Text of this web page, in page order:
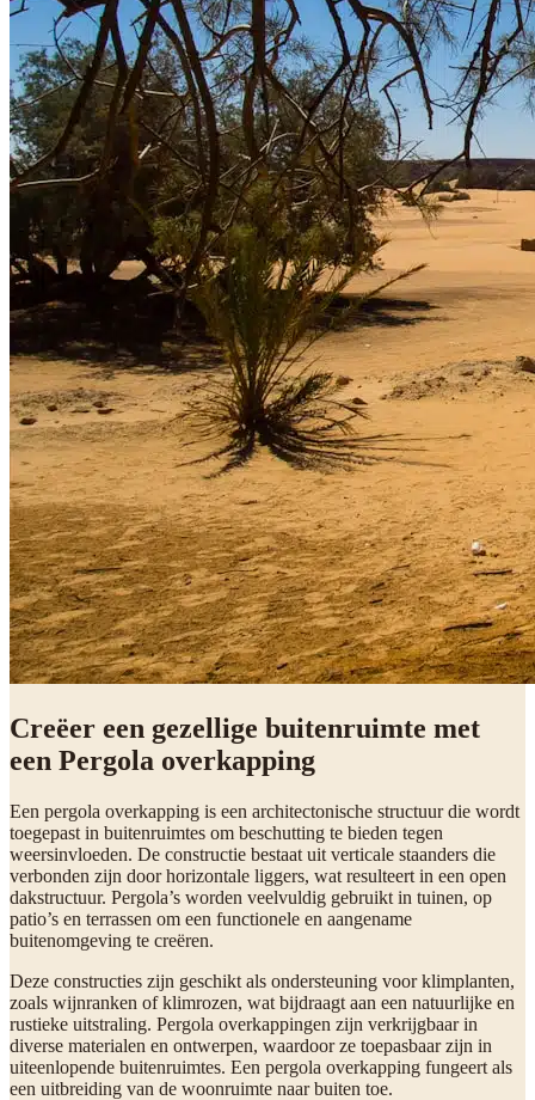
Creëer een gezellige buitenruimte met
een Pergola overkapping
Een pergola overkapping is een architectonische structuur die wordt
toegepast in buitenruimtes om beschutting te bieden tegen
weersinvloeden. De constructie bestaat uit verticale staanders die
verbonden zijn door horizontale liggers, wat resulteert in een open
dakstructuur. Pergola’s worden veelvuldig gebruikt in tuinen, op
patio’s en terrassen om een functionele en aangename
buitenomgeving te creëren.
Deze constructies zijn geschikt als ondersteuning voor klimplanten,
zoals wijnranken of klimrozen, wat bijdraagt aan een natuurlijke en
rustieke uitstraling. Pergola overkappingen zijn verkrijgbaar in
diverse materialen en ontwerpen, waardoor ze toepasbaar zijn in
uiteenlopende buitenruimtes. Een pergola overkapping fungeert als
een uitbreiding van de woonruimte naar buiten toe.